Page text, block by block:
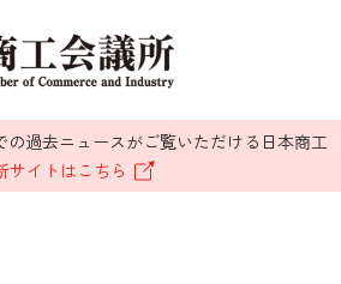
の過去ニュースがご覧いただける日本商工
サイトはこちら